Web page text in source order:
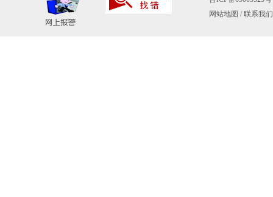
网站地图 / 联系我们